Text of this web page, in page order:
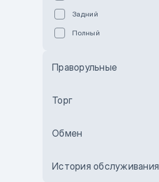
Бежевый
Комбинированный
Задний
Полный
Праворульные
Торг
Обмен
История обслуживания